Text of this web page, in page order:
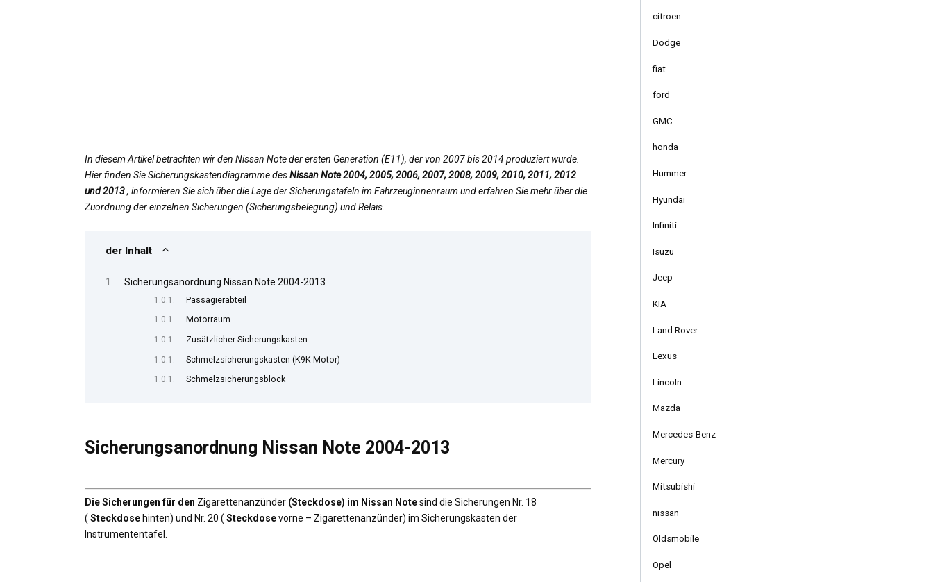
In diesem Artikel betrachten wir den Nissan Note der ersten Generation (E11), der von 2007 bis 2014 produziert wurde.
Hier finden Sie Sicherungskastendiagramme desNissan Note 2004, 2005, 2006, 2007, 2008, 2009, 2010, 2011, 2012
und 2013, informieren Sie sich über die Lage der Sicherungstafeln im Fahrzeuginnenraum und erfahren Sie mehr über die
Zuordnung der einzelnen Sicherungen (Sicherungsbelegung) und Relais.
der Inhalt
Sicherungsanordnung Nissan Note 2004-2013
Passagierabteil
Motorraum
Zusätzlicher Sicherungskasten
Schmelzsicherungskasten (K9K-Motor)
Schmelzsicherungsblock
Sicherungsanordnung Nissan Note 2004-2013
Die Sicherungen für den Zigarettenanzünder (Steckdose) im Nissan Notesind die Sicherungen Nr. 18
( Steckdose hinten) und Nr. 20 ( Steckdosevorne – Zigarettenanzünder) im Sicherungskasten der
Instrumententafel.
citroen
Dodge
fiat
ford
GMC
honda
Hummer
Hyundai
Infiniti
Isuzu
Jeep
KIA
Land Rover
Lexus
Lincoln
Mazda
Mercedes-Benz
Mercury
Mitsubishi
nissan
Oldsmobile
Opel